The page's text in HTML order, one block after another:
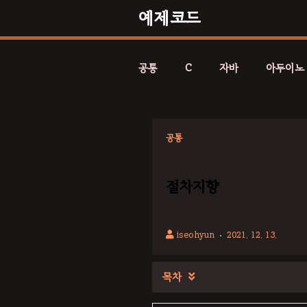
예제코드
공통 C 자바 아두이노
공통
절차지향
iseohyun 2021. 12. 13.
목차 